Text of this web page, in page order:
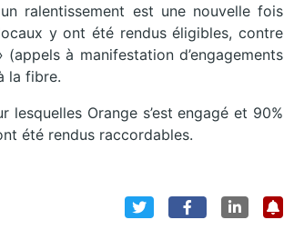
ralentissement est une nouvelle fois
y ont été rendus éligibles, contre
à manifestation d’engagements
la fibre.
Orange s’est engagé et 90%
été rendus raccordables.